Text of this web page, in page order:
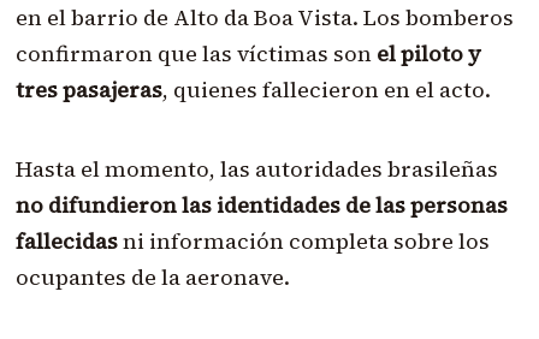
en el barrio de Alto da Boa Vista. Los bomberos
confirmaron que las víctimas son el piloto y
tres pasajeras, quienes fallecieron en el acto.
Hasta el momento, las autoridades brasileñas
no difundieron las identidades de las personas
fallecidasni información completa sobre los
ocupantes de la aeronave.